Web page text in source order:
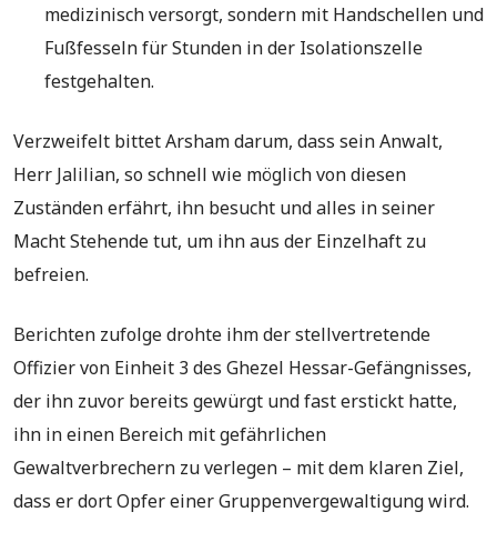
medizinisch versorgt, sondern mit Handschellen und
Fußfesseln für Stunden in der Isolationszelle
festgehalten.
Verzweifelt bittet Arsham darum, dass sein Anwalt,
Herr Jalilian, so schnell wie möglich von diesen
Zuständen erfährt, ihn besucht und alles in seiner
Macht Stehende tut, um ihn aus der Einzelhaft zu
befreien.
Berichten zufolge drohte ihm der stellvertretende
Offizier von Einheit 3 des Ghezel Hessar-Gefängnisses,
der ihn zuvor bereits gewürgt und fast erstickt hatte,
ihn in einen Bereich mit gefährlichen
Gewaltverbrechern zu verlegen – mit dem klaren Ziel,
dass er dort Opfer einer Gruppenvergewaltigung wird.